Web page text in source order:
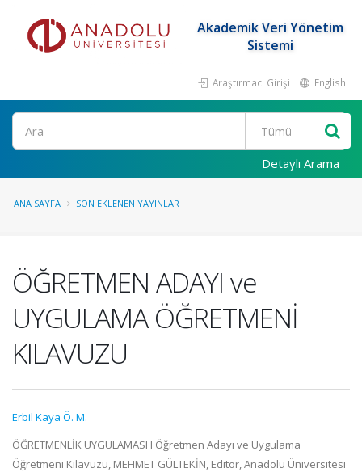
Akademik Veri Yönetim
Sistemi
Araştırmacı Girişi English
Ara
Detaylı Arama
ANA SAYFA SON EKLENEN YAYINLAR
ÖĞRETMEN ADAYI ve
UYGULAMA ÖĞRETMENİ
KILAVUZU
Erbil Kaya Ö. M.
ÖĞRETMENLİK UYGULAMASI I Öğretmen Adayı ve Uygulama
Öğretmeni Kılavuzu, MEHMET GÜLTEKİN, Editör, Anadolu Üniversitesi